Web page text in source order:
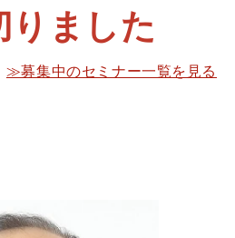
りました
≫募集中のセミナー一覧を見る